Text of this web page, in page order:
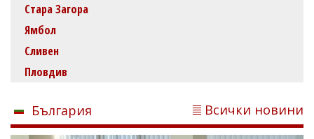
Стара Загора
Ямбол
Сливен
Пловдив
България Всички новини